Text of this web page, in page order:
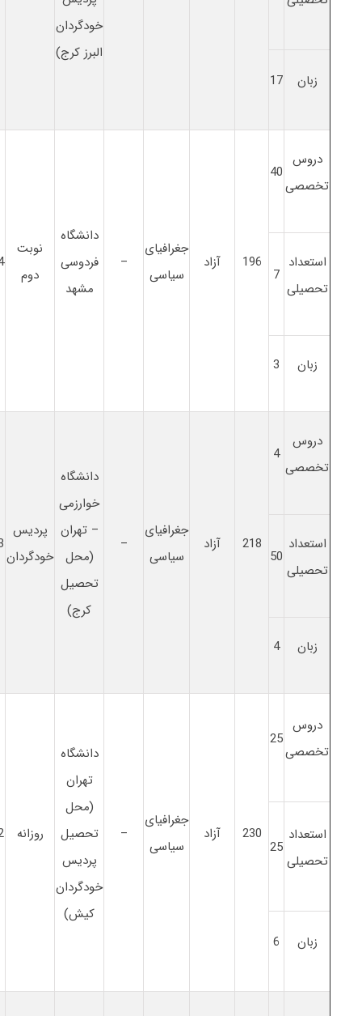
خودگردان
البرز کرج)
زبان 17
دروس
تخصصی
40
196 آزاد
جغرافیای
سیاسی
–
دانشگاه
فردوسی
مشهد
نوبت
دوم
استعداد
تحصیلی
7
زبان 3
دروس
تخصصی
4
218 آزاد
جغرافیای
سیاسی
–
دانشگاه
خوارزمی
– تهران
(محل
تحصیل
کرج)
پردیس
خودگردان
استعداد
تحصیلی
50
زبان 4
دروس
تخصصی
25
230 آزاد
جغرافیای
سیاسی
–
دانشگاه
تهران
(محل
تحصیل
پردیس
خودگردان
کیش)
روزانه
استعداد
تحصیلی
25
زبان 6